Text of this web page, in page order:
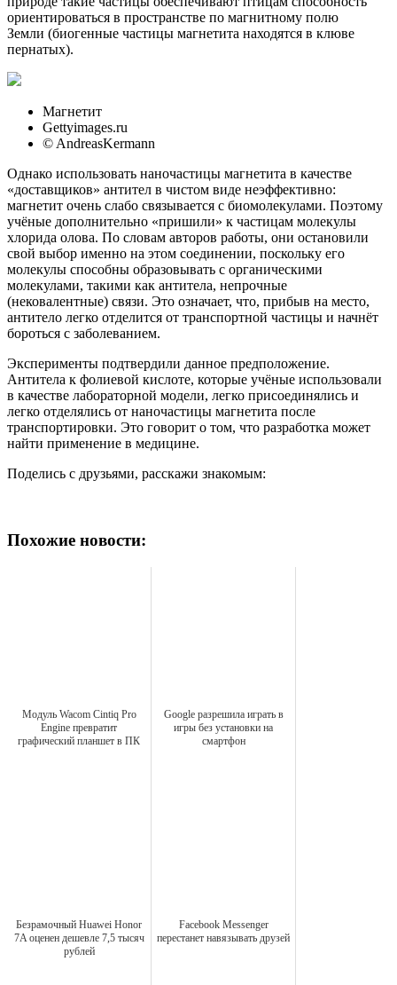
ориентироваться в пространстве по магнитному полю
Земли (биогенные частицы магнетита находятся в клюве
пернатых).
Магнетит
Gettyimages.ru
© AndreasKermann
Однако использовать наночастицы магнетита в качестве
«доставщиков» антител в чистом виде неэффективно:
магнетит очень слабо связывается с биомолекулами. Поэтому
учёные дополнительно «пришили» к частицам молекулы
хлорида олова. По словам авторов работы, они остановили
свой выбор именно на этом соединении, поскольку его
молекулы способны образовывать с органическими
молекулами, такими как антитела, непрочные
(нековалентные) связи. Это означает, что, прибыв на место,
антитело легко отделится от транспортной частицы и начнёт
бороться с заболеванием.
Эксперименты подтвердили данное предположение.
Антитела к фолиевой кислоте, которые учёные использовали
в качестве лабораторной модели, легко присоединялись и
легко отделялись от наночастицы магнетита после
транспортировки. Это говорит о том, что разработка может
найти применение в медицине.
Поделись с друзьями, расскажи знакомым:
Похожие новости:
Модуль Wacom Cintiq Pro
Engine превратит
графический планшет в ПК
Google разрешила играть в
игры без установки на
смартфон
Безрамочный Huawei Honor
7A оценен дешевле 7,5 тысяч
рублей
Facebook Messenger
перестанет навязывать друзей